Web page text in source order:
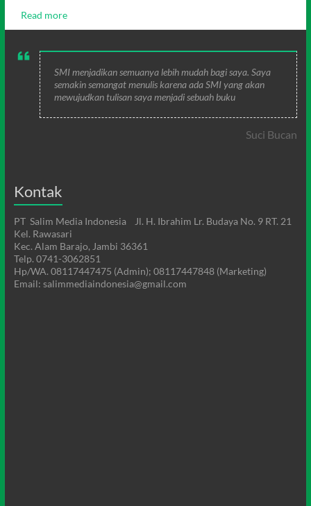
Read more
SMI menjadikan semuanya lebih mudah bagi saya. Saya
semakin semangat menulis karena ada SMI yang akan
mewujudkan tulisan saya menjadi sebuah buku
Suci Bucan
Kontak
PT Salim Media Indonesia Jl. H. Ibrahim Lr. Budaya No. 9 RT. 21
Kel. Rawasari
Kec. Alam Barajo, Jambi 36361
Telp. 0741-3062851
Hp/WA. 08117447475 (Admin); 08117447848 (Marketing)
Email: salimmediaindonesia@gmail.com